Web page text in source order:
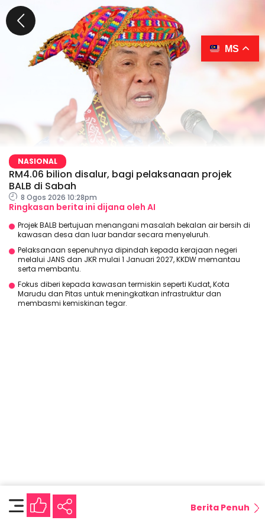
NASIONAL
RM4.06 bilion disalur, bagi pelaksanaan projek
BALB di Sabah
8 Ogos 2026 10:28pm
Ringkasan berita ini dijana oleh AI
Projek BALB bertujuan menangani masalah bekalan air bersih di
kawasan desa dan luar bandar secara menyeluruh.
Pelaksanaan sepenuhnya dipindah kepada kerajaan negeri
melalui JANS dan JKR mulai 1 Januari 2027, KKDW memantau
serta membantu.
Fokus diberi kepada kawasan termiskin seperti Kudat, Kota
Marudu dan Pitas untuk meningkatkan infrastruktur dan
membasmi kemiskinan tegar.
Berita Penuh
MS